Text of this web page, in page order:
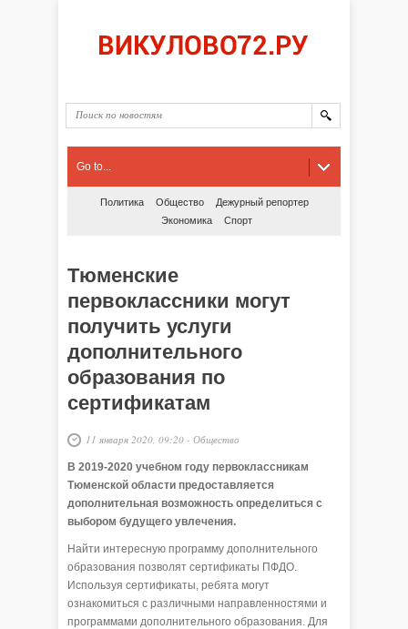
Go to...
Политика Общество
Дежурный репортер
Экономика
Спорт
Тюменские
первоклассники могут
получить услуги
дополнительного
образования по
сертификатам
11 января 2020, 09:20 - Общество
В 2019-2020 учебном году первоклассникам
Тюменской области предоставляется
дополнительная возможность определиться с
выбором будущего увлечения.
Найти интересную программу дополнительного
образования позволят сертификаты ПФДО.
Используя сертификаты, ребята могут
ознакомиться с различными направленностями и
программами дополнительного образования. Для